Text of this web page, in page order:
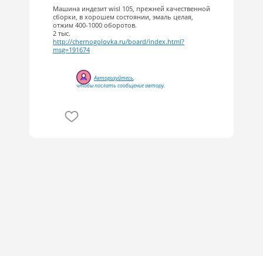
Машина индезит wisl 105, прежней качественной
сборки, в хорошем состоянии, эмаль целая,
отжим 400-1000 оборотов.
2 тыс.
http://chernogolovka.ru/board/index.html?
msg=191674
Авторизуйтесь,
чтобы послать сообщение автору.